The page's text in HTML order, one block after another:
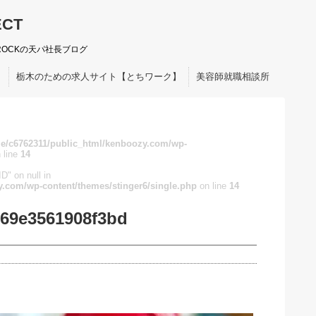
の天パ社長ブログ
栃木のための求人サイト【とちワーク】 美容師就職相談所
c6762311/public_html/kenboozy.com/wp-
line 14
on null in
wp-content/themes/stinger6/single.php on line 14